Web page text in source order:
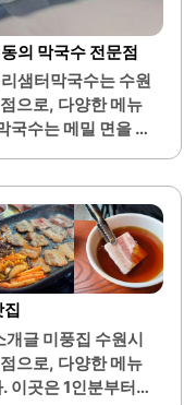
의 막국수 전문점
샘터막국수는 수원
으로, 다양한 메뉴
국수는 메밀 면을 사
인기가 많습니다.비
메밀 면의 고소함
제비도 인기 메뉴
은 주문이 들어오면
.칠보산 자락에 위
수 있는 환경도 매
분위기로, 편안하
사장님과 직원들은
글 미풍집 수원시
으로, 다양한 메뉴
이곳은 1인분부터